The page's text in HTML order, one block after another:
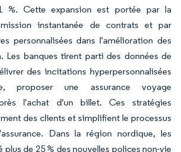
%. Cette expansion est portée par la
instantanée de contrats et par
personnalisées dans l'amélioration des
Les banques tirent parti des données de
des incitations hyperpersonnalisées
proposer une assurance voyage
l'achat d'un billet. Ces stratégies
des clients et simplifient le processus
Dans la région nordique, les
plus de 25 % des nouvelles polices non-vie